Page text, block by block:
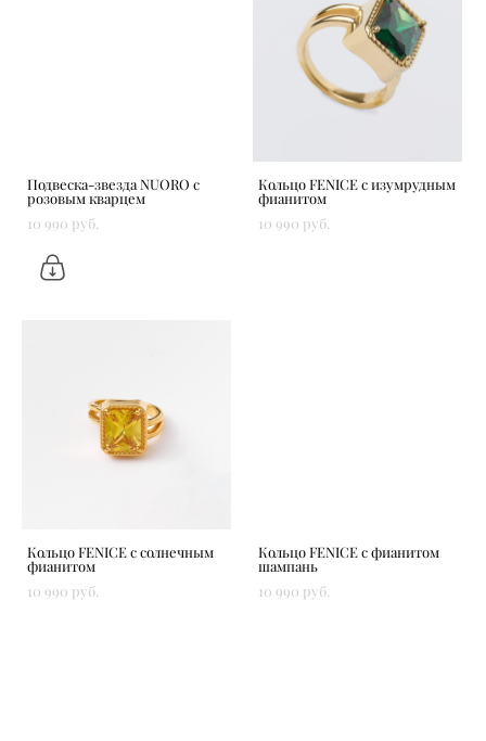
Подвеска-звезда NUORO с
розовым кварцем
10 990 pуб.
Кольцо FENICE с изумрудным
фианитом
10 990 pуб.
Кольцо FENICE с солнечным
фианитом
10 990 pуб.
Кольцо FENICE с фианитом
шампань
10 990 pуб.